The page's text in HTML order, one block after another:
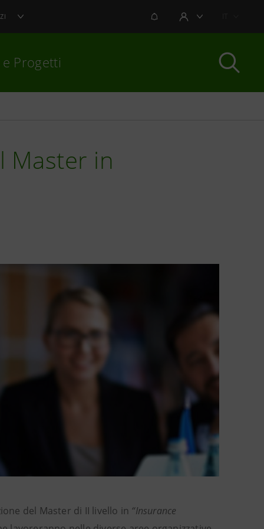
NOTIFICHEAREA UTENTE
e Progetti
Master in
del Master di II livello in “Insurance